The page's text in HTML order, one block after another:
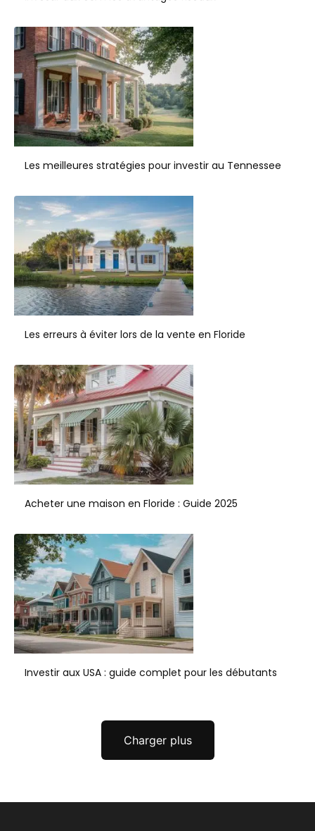
Les meilleures stratégies pour investir au Tennessee
Les erreurs à éviter lors de la vente en Floride
Acheter une maison en Floride : Guide 2025
Investir aux USA : guide complet pour les débutants
Charger plus